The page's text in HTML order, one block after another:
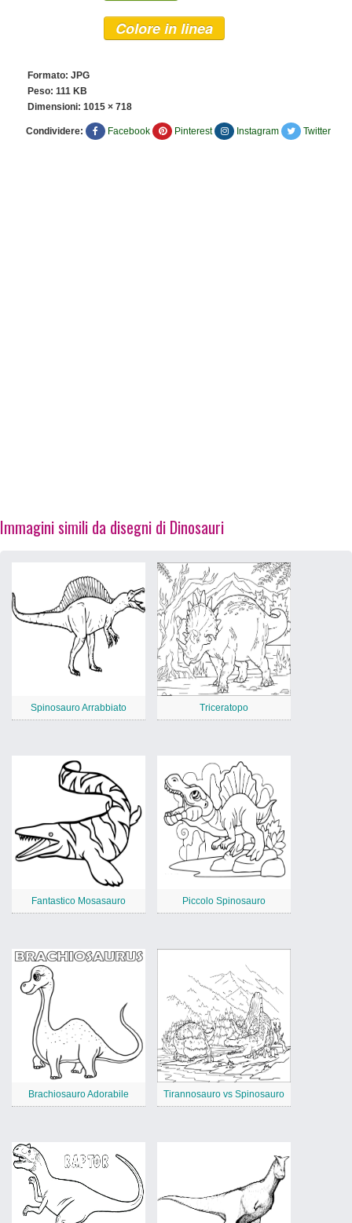
Colore in linea
Formato: JPG
Peso: 111 KB
Dimensioni: 1015 × 718
Condividere: Facebook Pinterest Instagram Twitter
Immagini simili da disegni di Dinosauri
Spinosauro Arrabbiato Triceratopo
Fantastico Mosasauro Piccolo Spinosauro
Brachiosauro Adorabile Tirannosauro vs Spinosauro